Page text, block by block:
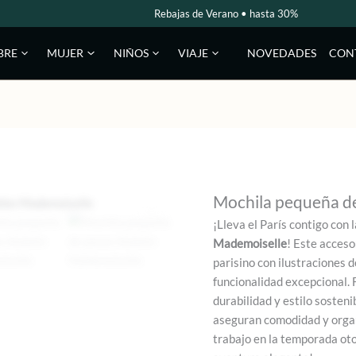
Rebajas de Verano • hasta 30%
MUJER NIÑOS VIAJE NOVEDADES
Mochila pequeña
¡Lleva el París contigo con
Mademoiselle! Este
parisino con ilustraciones
funcionalidad excepcional.
durabilidad y estilo
aseguran comodidad y
trabajo en la temporada